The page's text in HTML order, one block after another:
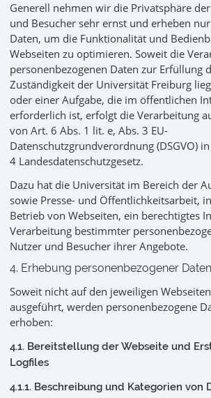
Generell nehmen wir die Privatsphäre
und Besucher sehr ernst und erheben
Daten, um die Funktionalität und
Webseiten zu optimieren. Soweit die
personenbezogenen Daten zur Erfüllung
Zuständigkeit der Universität Freiburg
oder einer Aufgabe, die im öffentlichen
erforderlich ist, erfolgt die Verarbeitung
von Art. 6 Abs. 1 lit. e, Abs. 3 EU-
Datenschutzgrundverordnung (DSGVO)
4 Landesdatenschutzgesetz.
Dazu hat die Universität im Bereich der
sowie Presse- und Öffentlichkeitsarbeit,
Betrieb von Webseiten, ein berechtigtes
Verarbeitung bestimmter
Nutzer und Besucher ihrer Angebote.
4. Erhebung personenbezogener Daten
Soweit nicht auf den jeweiligen
ausgeführt, werden personenbezogene
erhoben:
4.1. Bereitstellung der Webseite und
Logfiles
4.1.1. Beschreibung und Kategorien von